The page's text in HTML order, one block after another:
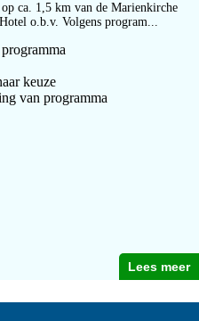
ca. 1,5 km van de Marienkirche
o.b.v. Volgens program...
keuze
van programma
Lees meer